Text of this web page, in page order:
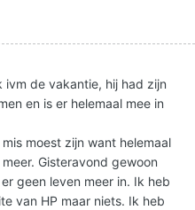
ivm de vakantie, hij had zijn
en is er helemaal mee in
moest zijn want helemaal
Gisteravond gewoon
geen leven meer in. Ik heb
van HP maar niets. Ik heb